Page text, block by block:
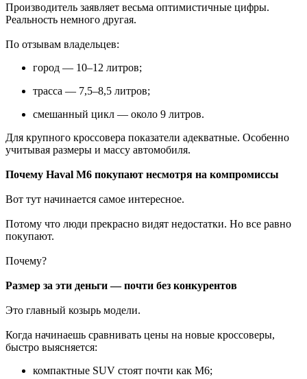
Производитель заявляет весьма оптимистичные цифры.
Реальность немного другая.
По отзывам владельцев:
город — 10–12 литров;
трасса — 7,5–8,5 литров;
смешанный цикл — около 9 литров.
Для крупного кроссовера показатели адекватные. Особенно
учитывая размеры и массу автомобиля.
Почему Haval M6 покупают несмотря на компромиссы
Вот тут начинается самое интересное.
Потому что люди прекрасно видят недостатки. Но все равно
покупают.
Почему?
Размер за эти деньги — почти без конкурентов
Это главный козырь модели.
Когда начинаешь сравнивать цены на новые кроссоверы,
быстро выясняется:
компактные SUV стоят почти как M6;